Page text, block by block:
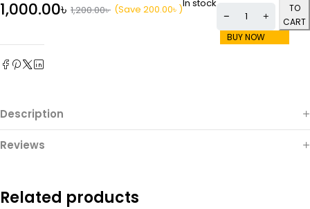
1,200.00৳
1,000.00৳ (Save 200.00৳ )In stock
TO
CART
BUY NOW
Description
Reviews
Related products